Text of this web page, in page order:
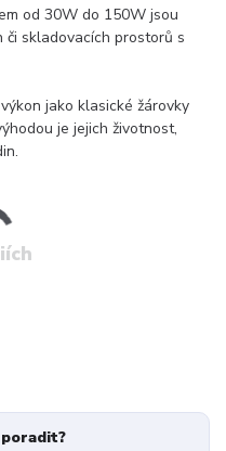
od 30W do 150W jsou
či skladovacích prostorů s
jako klasické žárovky
je jejich životnost,